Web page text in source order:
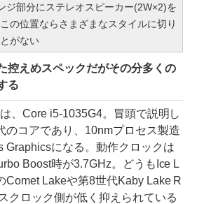
ジ部分にステレオスピーカー(2W×2)を
の位置ならさまざまなスタイルに切り
がない
控えめスペックだがその分多くの
る
、Core i5-1035G4。冒頭で説明し
のコアであり、10nmプロセス製造
Graphicsになる。動作クロックは
Boost時が3.7GHz。どうもIce L
Comet Lakeや第8世代Kaby Lake R
クロック側が低く抑えられている